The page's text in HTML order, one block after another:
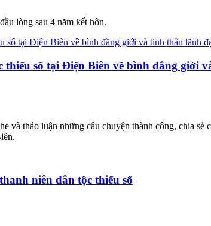
lòng sau 4 năm kết hôn.
số tại Điện Biên về bình đẳng giới
và thảo luận những câu chuyện thành công, chia
niên dân tộc thiểu số